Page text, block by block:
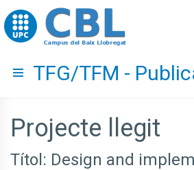
Go to upc.edu
Hide menu
TFG/TFM -
Projecte llegit
Títol: Design and